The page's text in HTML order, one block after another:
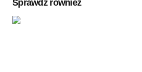
Sprawdź również